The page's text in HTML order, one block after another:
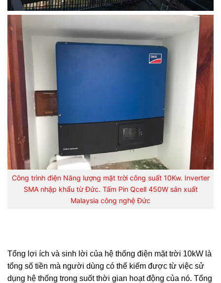
Công trình điện Năng lượng mặt trời công suất 10Kw. Inverter
SMA nhập khẩu từ Đức. Tấm Pin Qcell 450W sản xuất
Malaysia công nghệ Đức
Tổng lợi ích và sinh lời của hệ thống điện mặt trời 10kW là
tổng số tiền mà người dùng có thể kiếm được từ việc sử
dụng hệ thống trong suốt thời gian hoạt động của nó. Tổng